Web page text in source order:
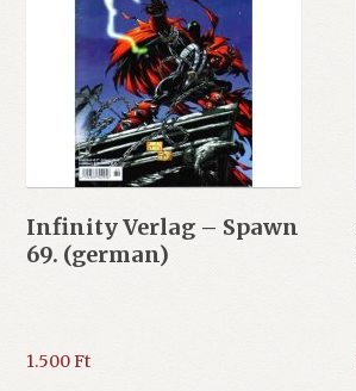
Infinity Verlag – Spawn
69. (german)
1.500Ft